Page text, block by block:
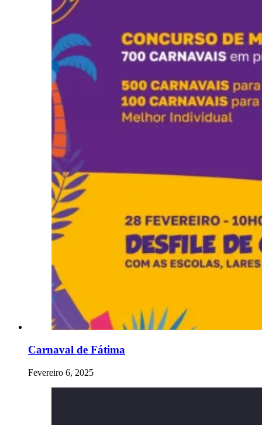
Carnaval de Fátima
Fevereiro 6, 2025